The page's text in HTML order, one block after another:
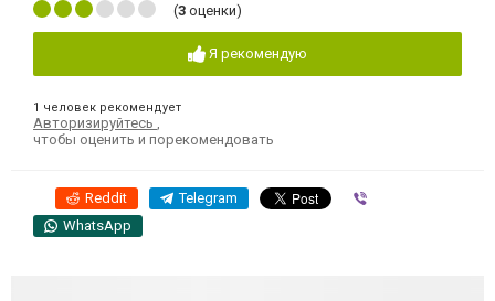
(3 оценки)
Я рекомендую
1 человек рекомендует
Авторизируйтесь ,
чтобы оценить и порекомендовать
Reddit Telegram
WhatsApp